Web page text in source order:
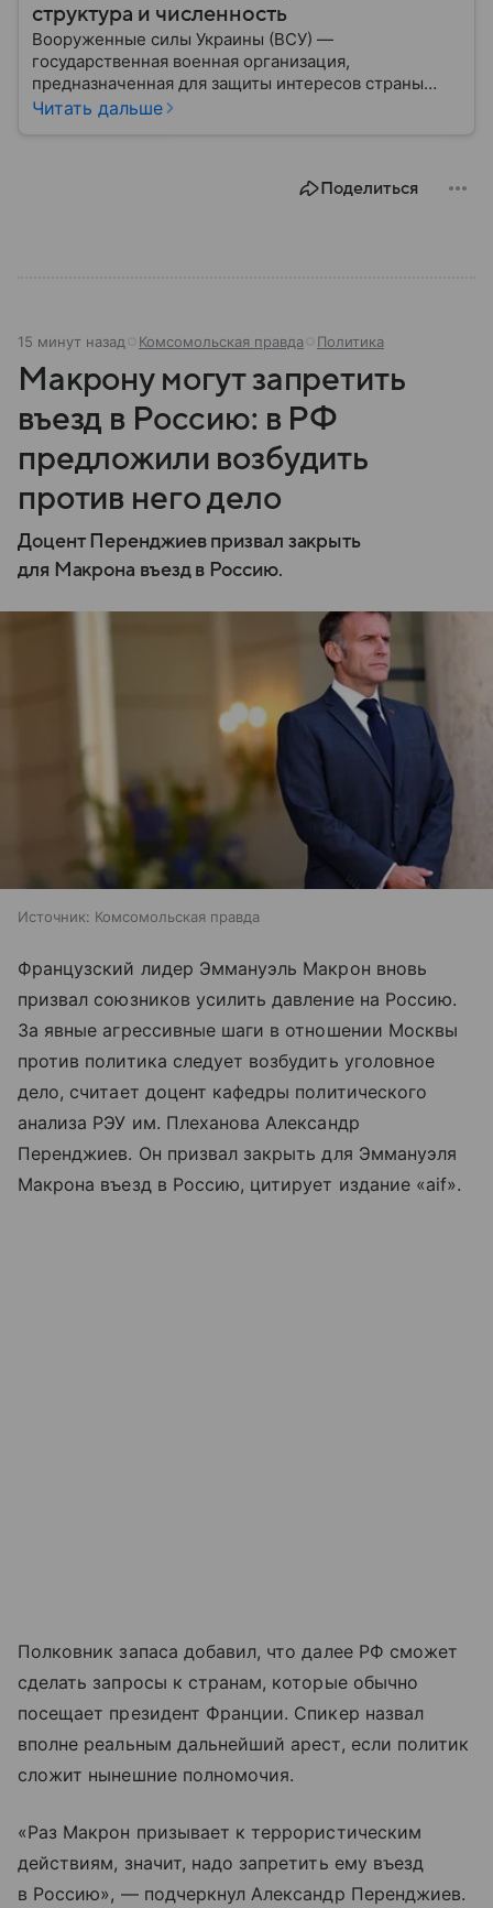
структура и численность
Вооруженные силы Украины (ВСУ) —
государственная военная организация,
предназначенная для защиты интересов страны
военным путем. Была создана после
Читать дальше
Поделиться
15 минут назад Комсомольская правда Политика
Макрону могут запретить
въезд в Россию: в РФ
предложили возбудить
против него дело
Доцент Перенджиев призвал закрыть
для Макрона въезд в Россию.
Источник: Комсомольская правда
Французский лидер Эммануэль Макрон вновь
призвал союзников усилить давление на Россию.
За явные агрессивные шаги в отношении Москвы
против политика следует возбудить уголовное
дело, считает доцент кафедры политического
анализа РЭУ им. Плеханова Александр
Перенджиев. Он призвал закрыть для Эммануэля
Макрона въезд в Россию, цитирует издание «aif».
Полковник запаса добавил, что далее РФ сможет
сделать запросы к странам, которые обычно
посещает президент Франции. Спикер назвал
вполне реальным дальнейший арест, если политик
сложит нынешние полномочия.
«Раз Макрон призывает к террористическим
действиям, значит, надо запретить ему въезд
в Россию», — подчеркнул Александр Перенджиев.